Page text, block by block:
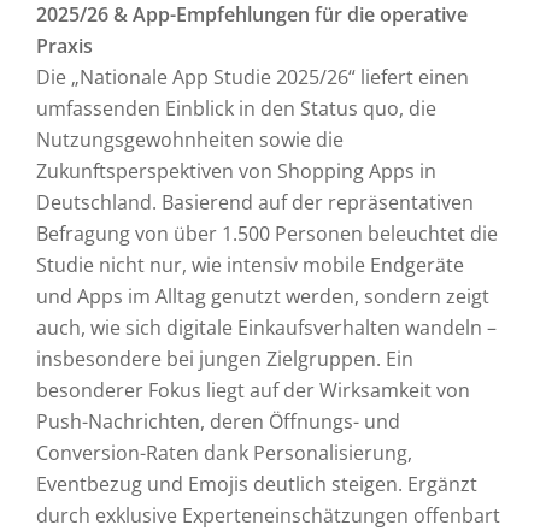
2025/26 & App-Empfehlungen für die operative
Praxis
Die „Nationale App Studie 2025/26“ liefert einen
umfassenden Einblick in den Status quo, die
Nutzungsgewohnheiten sowie die
Zukunftsperspektiven von Shopping Apps in
Deutschland. Basierend auf der repräsentativen
Befragung von über 1.500 Personen beleuchtet die
Studie nicht nur, wie intensiv mobile Endgeräte
und Apps im Alltag genutzt werden, sondern zeigt
auch, wie sich digitale Einkaufsverhalten wandeln –
insbesondere bei jungen Zielgruppen. Ein
besonderer Fokus liegt auf der Wirksamkeit von
Push-Nachrichten, deren Öffnungs- und
Conversion-Raten dank Personalisierung,
Eventbezug und Emojis deutlich steigen. Ergänzt
durch exklusive Experteneinschätzungen offenbart